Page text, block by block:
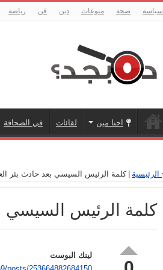
سياسة صحة منوعات دين فن رياضة
احنا مين لقائات في الصحافة
الرئيسية كلمة الرئيس السيسي بعد حادث بئر
كلمة الرئيس السيسي
لينك البوست